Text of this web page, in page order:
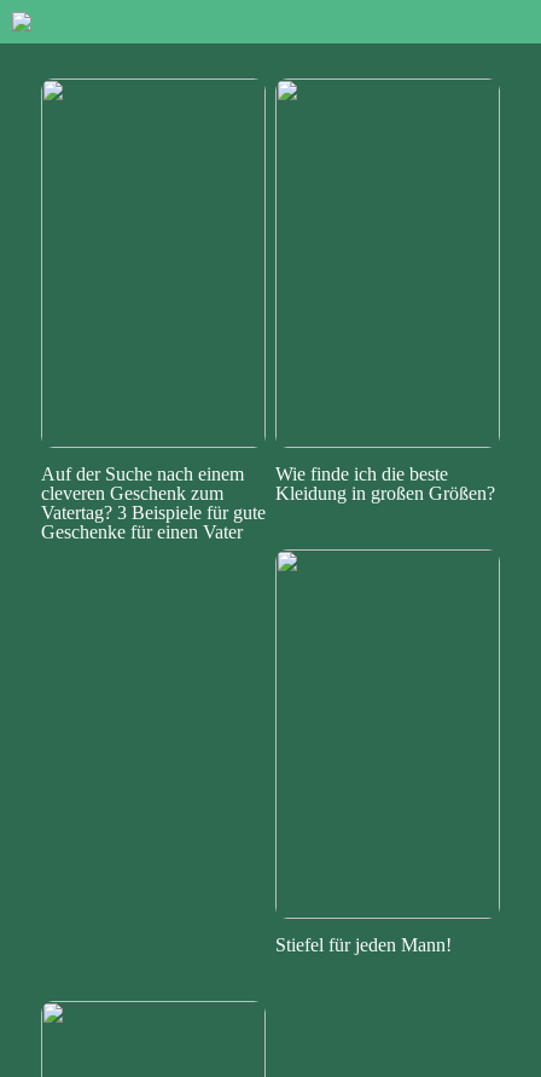
Auf der Suche nach einem
cleveren Geschenk zum
Vatertag? 3 Beispiele für gute
Geschenke für einen Vater
Wie finde ich die beste
Kleidung in großen Größen?
Stiefel für jeden Mann!